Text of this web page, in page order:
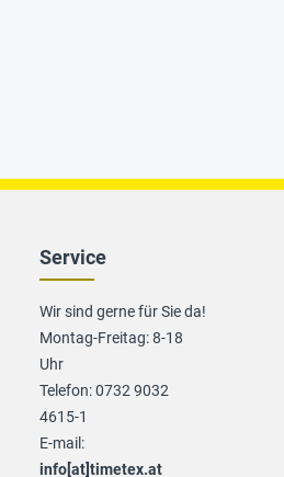
Service
Wir sind gerne für Sie da!
Montag-Freitag: 8-18
Uhr
Telefon: 0732 9032
4615-1
E-mail:
info[at]timetex.at